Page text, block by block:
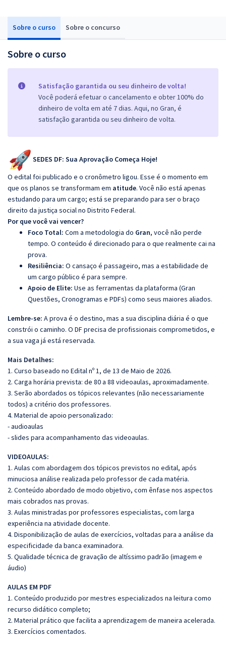
Sobre o curso Sobre o concurso
Sobre o curso
Satisfação garantida ou seu dinheiro de volta!
Você poderá efetuar o cancelamento e obter 100% do
dinheiro de volta em até 7 dias. Aqui, no Gran, é
satisfação garantida ou seu dinheiro de volta.
SEDES DF: Sua Aprovação Começa Hoje!
O edital foi publicado e o cronômetro ligou. Esse é o momento em
que os planos se transformam em atitude. Você não está apenas
estudando para um cargo; está se preparando para ser o braço
direito da justiça social no Distrito Federal.
Por que você vai vencer?
Foco Total: Com a metodologia do Gran, você não perde
tempo. O conteúdo é direcionado para o que realmente cai na
prova.
Resiliência: O cansaço é passageiro, mas a estabilidade de
um cargo público é para sempre.
Apoio de Elite: Use as ferramentas da plataforma (Gran
Questões, Cronogramas e PDFs) como seus maiores aliados.
Lembre-se: A prova é o destino, mas a sua disciplina diária é o que
constrói o caminho. O DF precisa de profissionais comprometidos, e
a sua vaga já está reservada.
Mais Detalhes:
1. Curso baseado no Edital nº 1, de 13 de Maio de 2026.
2. Carga horária prevista: de 80 a 88 videoaulas, aproximadamente.
3. Serão abordados os tópicos relevantes (não necessariamente
todos) a critério dos professores.
4. Material de apoio personalizado:
- audioaulas
- slides para acompanhamento das videoaulas.
VIDEOAULAS:
1. Aulas com abordagem dos tópicos previstos no edital, após
minuciosa análise realizada pelo professor de cada matéria.
2. Conteúdo abordado de modo objetivo, com ênfase nos aspectos
mais cobrados nas provas.
3. Aulas ministradas por professores especialistas, com larga
experiência na atividade docente.
4. Disponibilização de aulas de exercícios, voltadas para a análise da
especificidade da banca examinadora.
5. Qualidade técnica de gravação de altíssimo padrão (imagem e
áudio)
AULAS EM PDF
1. Conteúdo produzido por mestres especializados na leitura como
recurso didático completo;
2. Material prático que facilita a aprendizagem de maneira acelerada.
3. Exercícios comentados.